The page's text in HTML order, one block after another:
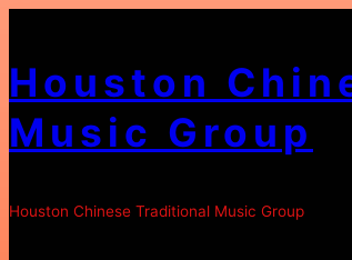
to
content
Houston
Music Group
Houston Chinese Traditional Music Group